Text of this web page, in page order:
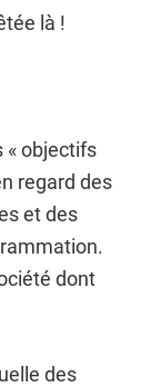
là !
« objectifs
regard des
et des
dont
des